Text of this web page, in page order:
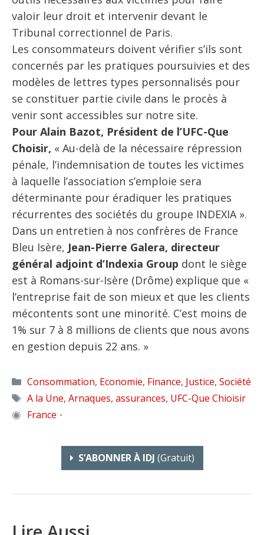
valoir leur droit et intervenir devant le
Tribunal correctionnel de Paris.
Les consommateurs doivent vérifier s’ils sont
concernés par les pratiques poursuivies et des
modèles de lettres types personnalisés pour
se constituer partie civile dans le procès à
venir sont accessibles sur notre site.
Pour Alain Bazot, Président de l’UFC-Que
Choisir, « Au-delà de la nécessaire répression
pénale, l’indemnisation de toutes les victimes
à laquelle l’association s’emploie sera
déterminante pour éradiquer les pratiques
récurrentes des sociétés du groupe INDEXIA ».
Dans un entretien à nos confrères de France
Bleu Isère, Jean-Pierre Galera, directeur
général adjoint d’Indexia Group dont le siège
est à Romans-sur-Isère (Drôme) explique que «
l’entreprise fait de son mieux et que les clients
mécontents sont une minorité. C’est moins de
1% sur 7 à 8 millions de clients que nous avons
en gestion depuis 22 ans. »
Catégories
Consommation, Economie, Finance, Justice, Société
Étiquettes
A la Une, Arnaques, assurances, UFC-Que Chioisir
◉ France •
S’ABONNER À IDJ (gratuit)